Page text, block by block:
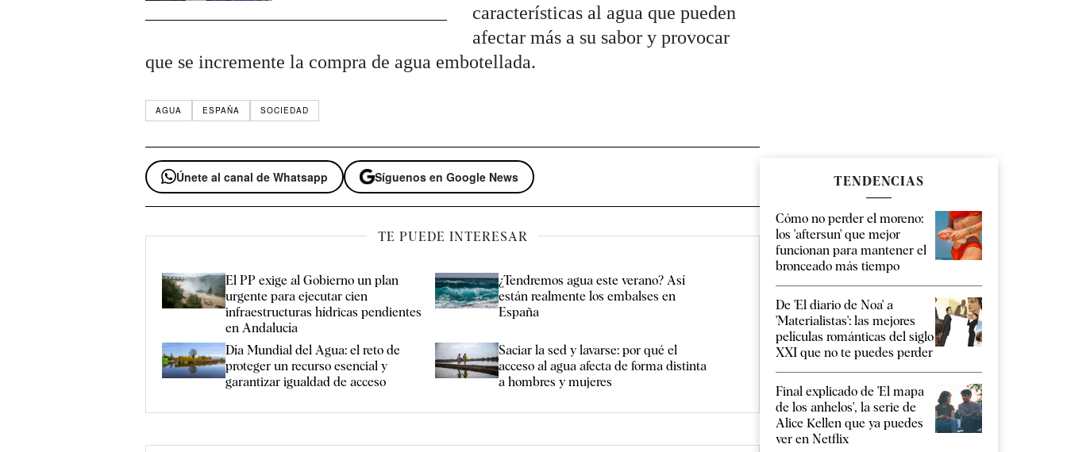
características al agua que pueden
afectar más a su sabor y provocar
que se incremente la compra de agua embotellada.
AGUA ESPAÑA SOCIEDAD
Únete al canal de Whatsapp Síguenos en Google News
TE PUEDE INTERESAR
El PP exige al Gobierno un plan
urgente para ejecutar cien
infraestructuras hídricas pendientes
en Andalucía
¿Tendremos agua este verano? Así
están realmente los embalses en
España
Día Mundial del Agua: el reto de
proteger un recurso esencial y
garantizar igualdad de acceso
Saciar la sed y lavarse: por qué el
acceso al agua afecta de forma distinta
a hombres y mujeres
TENDENCIAS
Cómo no perder el moreno:
los 'aftersun' que mejor
funcionan para mantener el
bronceado más tiempo
De 'El diario de Noa' a
'Materialistas': las mejores
películas románticas del siglo
XXI que no te puedes perder
Final explicado de 'El mapa
de los anhelos', la serie de
Alice Kellen que ya puedes
ver en Netflix